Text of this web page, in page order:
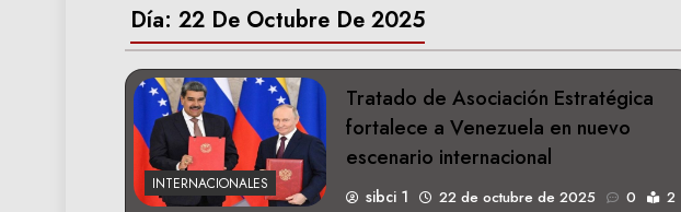
Día: 22 De Octubre De 2025
INTERNACIONALES
Tratado de Asociación Estratégica
fortalece a Venezuela en nuevo
escenario internacional
sibci 1 22 de octubre de 2025 0
2